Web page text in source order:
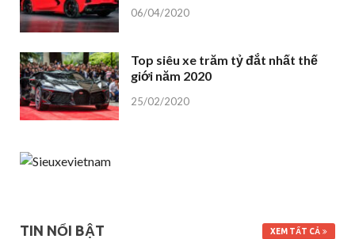
06/04/2020
Top siêu xe trăm tỷ đắt nhất thế
giới năm 2020
25/02/2020
TIN NỔI BẬT XEM TẤT CẢ